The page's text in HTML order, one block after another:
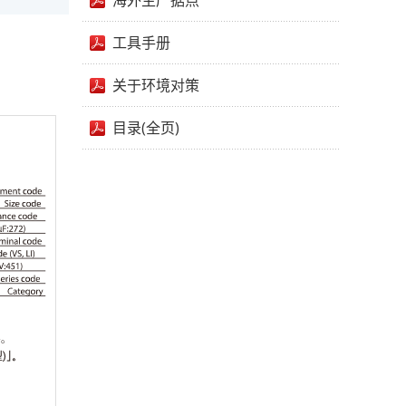
工具手册
关于环境对策
目录(全页)